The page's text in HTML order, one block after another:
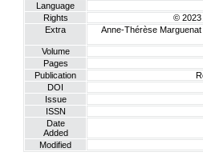
Language
Rights
© 2023
Extra
Anne-Thérèse Marguenat
Volume
Pages
Publication
DOI
Issue
ISSN
Date
Added
Modified